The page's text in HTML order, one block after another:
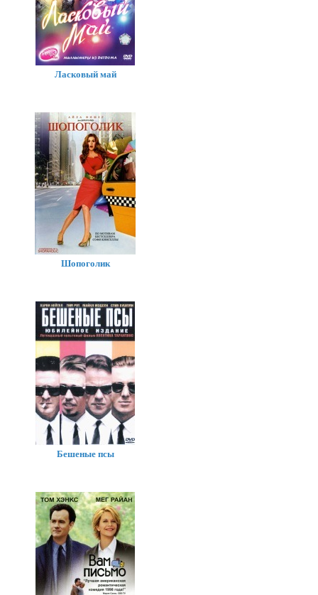
Ласковый май
Шопоголик
Бешеные псы